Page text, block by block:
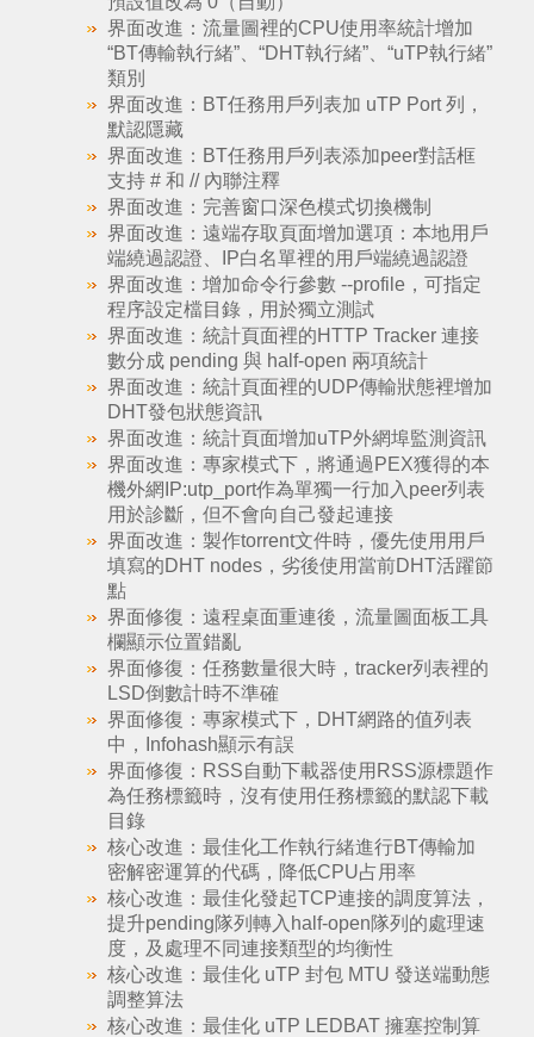
界面改進：流量圖裡的CPU使用率統計增加
“BT傳輸執行緒”、“DHT執行緒”、“uTP執行緒”
類別
界面改進：BT任務用戶列表加 uTP Port 列，
默認隱藏
界面改進：BT任務用戶列表添加peer對話框
支持 # 和 // 內聯注釋
界面改進：完善窗口深色模式切換機制
界面改進：遠端存取頁面增加選項：本地用戶
端繞過認證、IP白名單裡的用戶端繞過認證
界面改進：增加命令行參數 --profile，可指定
程序設定檔目錄，用於獨立測試
界面改進：統計頁面裡的HTTP Tracker 連接
數分成 pending 與 half-open 兩項統計
界面改進：統計頁面裡的UDP傳輸狀態裡增加
DHT發包狀態資訊
界面改進：統計頁面增加uTP外網埠監測資訊
界面改進：專家模式下，將通過PEX獲得的本
機外網IP:utp_port作為單獨一行加入peer列表
用於診斷，但不會向自己發起連接
界面改進：製作torrent文件時，優先使用用戶
填寫的DHT nodes，劣後使用當前DHT活躍節
點
界面修復：遠程桌面重連後，流量圖面板工具
欄顯示位置錯亂
界面修復：任務數量很大時，tracker列表裡的
LSD倒數計時不準確
界面修復：專家模式下，DHT網路的值列表
中，Infohash顯示有誤
界面修復：RSS自動下載器使用RSS源標題作
為任務標籤時，沒有使用任務標籤的默認下載
目錄
核心改進：最佳化工作執行緒進行BT傳輸加
密解密運算的代碼，降低CPU占用率
核心改進：最佳化發起TCP連接的調度算法，
提升pending隊列轉入half-open隊列的處理速
度，及處理不同連接類型的均衡性
核心改進：最佳化 uTP 封包 MTU 發送端動態
調整算法
核心改進：最佳化 uTP LEDBAT 擁塞控制算